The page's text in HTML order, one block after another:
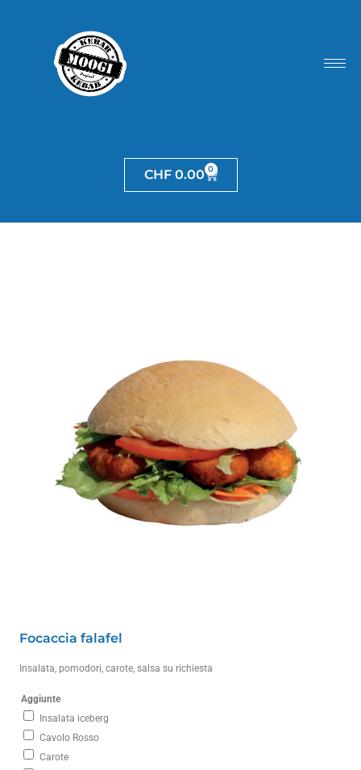
CHF0.00 0
Focaccia falafel
Insalata, pomodori, carote, salsa su richiesta
Aggiunte
Insalata iceberg
Cavolo Rosso
Carote